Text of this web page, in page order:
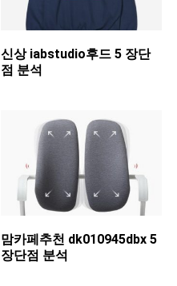
신상 ​iabstudio후드 5 장단
점 분석
맘카페추천 ​dk010945dbx 5
장단점 분석